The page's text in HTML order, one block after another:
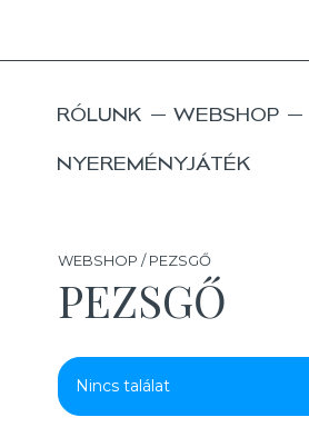
RÓLUNK WEBSHOP
NYEREMÉNYJÁTÉK
WEBSHOP / PEZSGŐ
PEZSGŐ
Nincs találat